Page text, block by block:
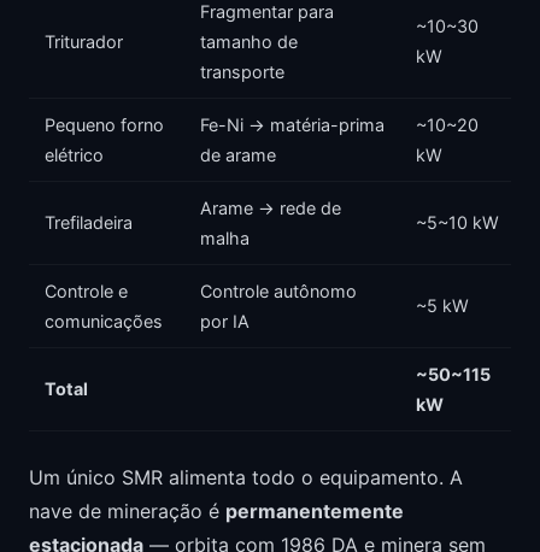
Triturador
Fragmentar para
tamanho de
transporte
~10~30
kW
Pequeno forno
elétrico
Fe-Ni → matéria-prima
de arame
~10~20
kW
Trefiladeira
Arame → rede de
malha
~5~10 kW
Controle e
comunicações
Controle autônomo
por IA
~5 kW
Total
~50~115
kW
Um único SMR alimenta todo o equipamento. A
nave de mineração é permanentemente
estacionada — orbita com 1986 DA e minera sem